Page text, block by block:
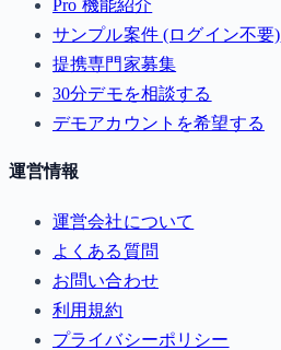
Pro 機能紹介
サンプル案件 (ログイン不要)
提携専門家募集
30分デモを相談する
デモアカウントを希望する
運営情報
運営会社について
よくある質問
お問い合わせ
利用規約
プライバシーポリシー